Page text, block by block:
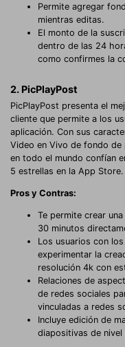
Permite agregar
mientras editas.
El monto de la
dentro de las 24
como confirmes la
2. PicPlayPost
PicPlayPost presenta el
cliente que permite a los
aplicación. Con sus
Video en Vivo de fondo de
en todo el mundo confían
5 estrellas en la App Store.
Pros y Contras:
Te permite crear
30 minutos
Los usuarios con
experimentar la
resolución 4k con
Relaciones de
de redes sociales
vinculadas a redes
Incluye edición de
diapositivas de